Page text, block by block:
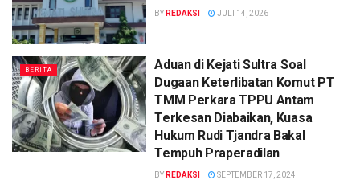
BY REDAKSI JULI 14, 2026
BERITA
Aduan di Kejati Sultra Soal
Dugaan Keterlibatan Komut PT
TMM Perkara TPPU Antam
Terkesan Diabaikan, Kuasa
Hukum Rudi Tjandra Bakal
Tempuh Praperadilan
BY REDAKSI SEPTEMBER 17, 2024